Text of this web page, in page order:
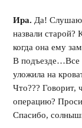
Ира. Да!
назвали старой?
когда она ему
В подъезде…Все
уложила на
Что??? Говорит,
операцию?
Спасибо,